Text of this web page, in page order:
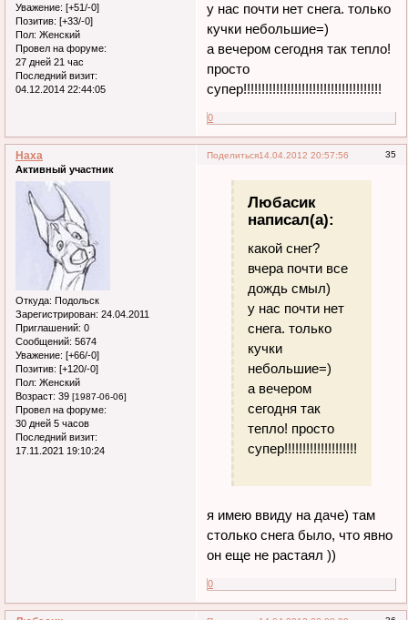
Уважение: [+51/-0]
Позитив: [+33/-0]
Пол: Женский
Провел на форуме:
27 дней 21 час
Последний визит:
04.12.2014 22:44:05
у нас почти нет снега. только
кучки небольшие=)
а вечером сегодня так тепло!
просто
супер!!!!!!!!!!!!!!!!!!!!!!!!!!!!!!!!!!!!!!
0
Поделиться 35
14.04.2012 20:57:56
Наха
Активный участник
Откуда: Подольск
Зарегистрирован: 24.04.2011
Приглашений: 0
Сообщений: 5674
Уважение: [+66/-0]
Позитив: [+120/-0]
Пол: Женский
Возраст: 39 [1987-06-06]
Провел на форуме:
30 дней 5 часов
Последний визит:
17.11.2021 19:10:24
Любасик
написал(а):
какой снег?
вчера почти все
дождь смыл)
у нас почти нет
снега. только
кучки
небольшие=)
а вечером
сегодня так
тепло! просто
я имею ввиду на даче) там
столько снега было, что явно
он еще не растаял ))
0